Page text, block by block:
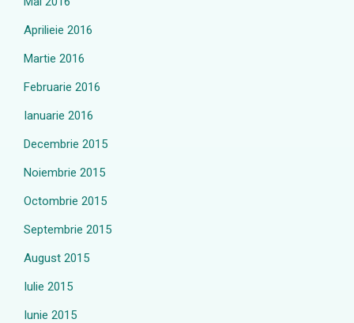
Aprilieie 2016
Martie 2016
Februarie 2016
Ianuarie 2016
Decembrie 2015
Noiembrie 2015
Octombrie 2015
Septembrie 2015
August 2015
Iulie 2015
Iunie 2015